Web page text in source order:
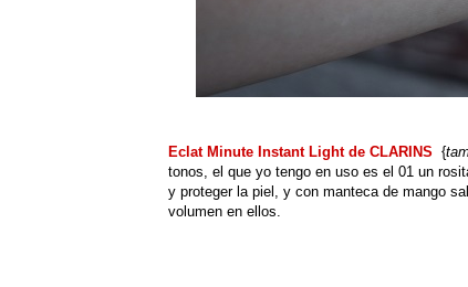
Eclat Minute Instant Light de CLARINS {
tonos, el que yo tengo en uso es el 01 un
y proteger la piel, y con manteca de mango
volumen en ellos.